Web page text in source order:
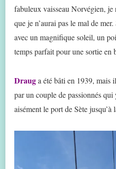
fabuleux vaisseau Norvégien, je
que je n’aurai pas le mal de
avec un magnifique soleil, un
temps parfait pour une sortie en
Drauga été bâti en 1939, mais
par un couple de passionnés
aisément le port de Sète jusqu’à